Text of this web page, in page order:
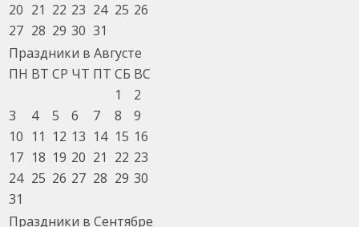
20 21 22 23 24 25 26
27 28 29 30 31
Праздники в Августе
ПН ВТ СР ЧТ ПТ СБ ВС
1
2
3
4 5 6 7 8
9
10 11 12 13 14 15 16
17 18 19 20 21 22 23
24 25 26 27 28 29 30
31
Праздники в Сентябре